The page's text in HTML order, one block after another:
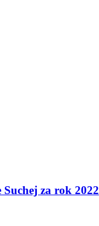
za rok 2022